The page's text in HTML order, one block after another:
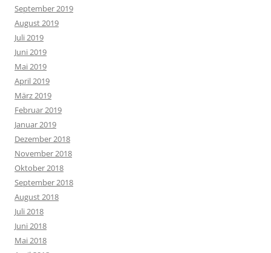
September 2019
August 2019
Juli 2019
Juni 2019
Mai 2019
April 2019
März 2019
Februar 2019
Januar 2019
Dezember 2018
November 2018
Oktober 2018
September 2018
August 2018
Juli 2018
Juni 2018
Mai 2018